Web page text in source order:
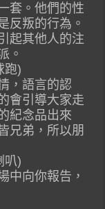
套。他們的性
反叛的行為。
起其他人的注
。
跑)
，語言的認
會引導大家走
紀念品出來
兄弟，所以朋
叭)
中向你報告，